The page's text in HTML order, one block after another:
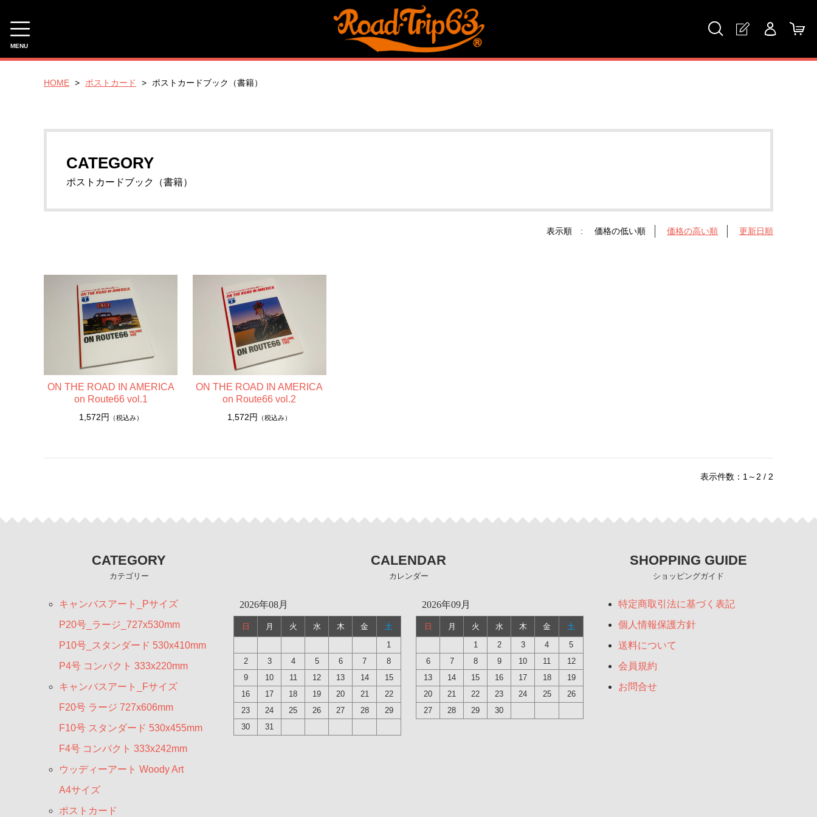
MENU
P20号_ラージ_727x530mm
P4号 コンパクト 333x220mm
ポストカードセット
ポストカードブック（書籍）
HOME ポストカード ポストカードブック（書籍）
CATEGORY
ポストカードブック（書籍）
表示順 : 価格の低い順 価格の高い順 更新日順
ON THE ROAD IN AMERICA
on Route66 vol.1
1,572円 （税込み）
ON THE ROAD IN AMERICA
on Route66 vol.2
1,572円 （税込み）
表示件数：1～2 / 2
CATEGORY
カテゴリー
キャンバスアート_Pサイズ
P20号_ラージ_727x530mm
P10号_スタンダード 530x410mm
P4号 コンパクト 333x220mm
キャンバスアート_Fサイズ
F20号 ラージ 727x606mm
F10号 スタンダード 530x455mm
F4号 コンパクト 333x242mm
ウッディーアート Woody Art
A4サイズ
ポストカード
CALENDAR
カレンダー
2026年08月
日 月 火 水 木 金
土
1
2
3 4 5 6 7
8
9
10 11 12 13 14
15
16
17 18 19 20 21
22
23
24 25 26 27 28
29
30
31
2026年09月
日 月 火 水 木 金
土
1
2 3 4
5
6
7 8 9 10 11
12
13
14 15 16 17 18
19
20
21 22 23 24 25
26
27
28 29 30
SHOPPING GUIDE
ショッピングガイド
特定商取引法に基づく表記
個人情報保護方針
送料について
会員規約
お問合せ